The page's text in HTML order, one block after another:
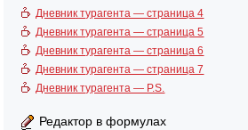
Дневник турагента — страница 4
Дневник турагента — страница 5
Дневник турагента — страница 6
Дневник турагента — страница 7
Дневник турагента — P.S.
Редактор в формулах